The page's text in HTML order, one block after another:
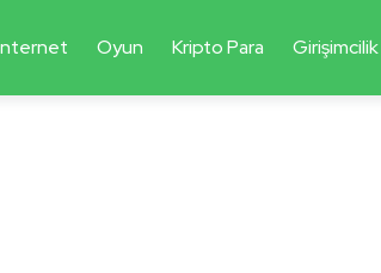
Oyun Kripto Para Girişimcilik